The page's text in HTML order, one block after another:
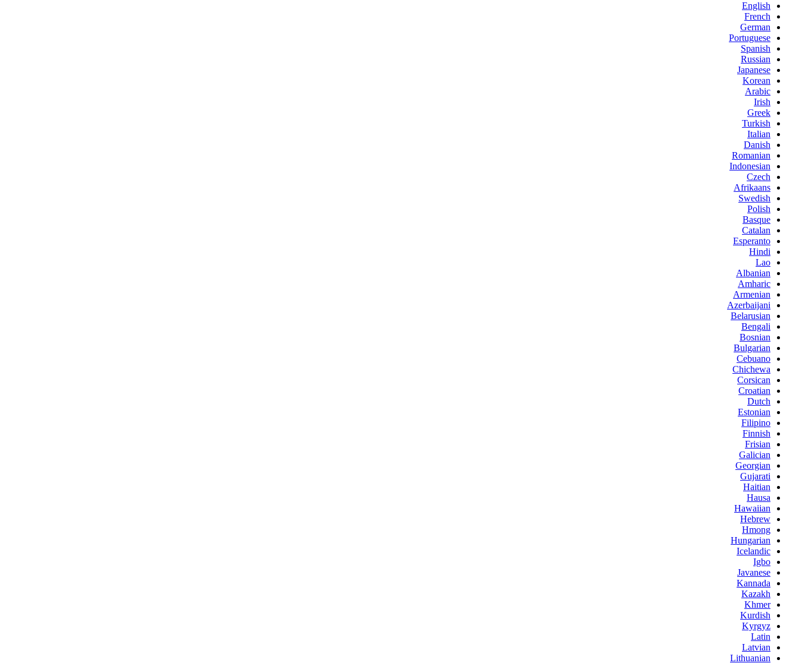
English
French
German
Portuguese
Spanish
Russian
Japanese
Korean
Arabic
Irish
Greek
Turkish
Italian
Danish
Romanian
Indonesian
Czech
Afrikaans
Swedish
Polish
Basque
Catalan
Esperanto
Hindi
Lao
Albanian
Amharic
Armenian
Azerbaijani
Belarusian
Bengali
Bosnian
Bulgarian
Cebuano
Chichewa
Corsican
Croatian
Dutch
Estonian
Filipino
Finnish
Frisian
Galician
Georgian
Gujarati
Haitian
Hausa
Hawaiian
Hebrew
Hmong
Hungarian
Icelandic
Igbo
Javanese
Kannada
Kazakh
Khmer
Kurdish
Kyrgyz
Latin
Latvian
Lithuanian